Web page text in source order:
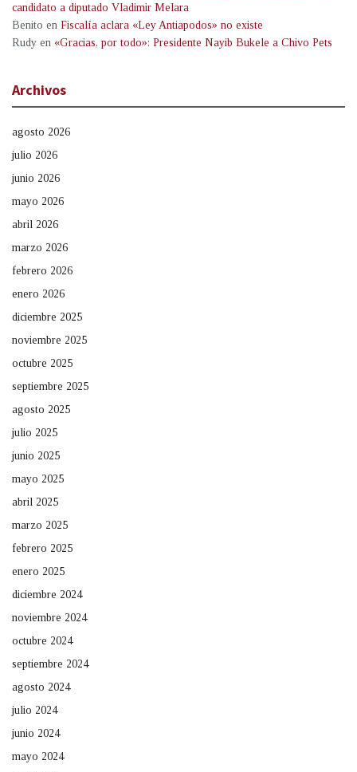
candidato a diputado Vladimir Melara
Benito en Fiscalía aclara «Ley Antiapodos» no existe
Rudy en «Gracias, por todo»: Presidente Nayib Bukele a Chivo Pets
Archivos
agosto 2026
julio 2026
junio 2026
mayo 2026
abril 2026
marzo 2026
febrero 2026
enero 2026
diciembre 2025
noviembre 2025
octubre 2025
septiembre 2025
agosto 2025
julio 2025
junio 2025
mayo 2025
abril 2025
marzo 2025
febrero 2025
enero 2025
diciembre 2024
noviembre 2024
octubre 2024
septiembre 2024
agosto 2024
julio 2024
junio 2024
mayo 2024